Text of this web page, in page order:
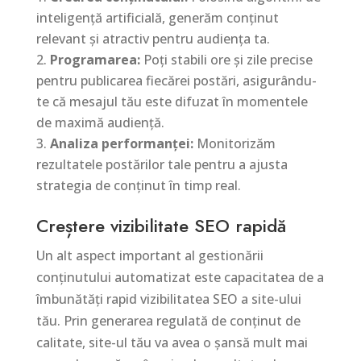
inteligență artificială, generăm conținut
relevant și atractiv pentru audiența ta.
Programarea:Poți stabili ore și zile precise
pentru publicarea fiecărei postări, asigurându-
te că mesajul tău este difuzat în momentele
de maximă audiență.
Analiza performanței:Monitorizăm
rezultatele postărilor tale pentru a ajusta
strategia de conținut în timp real.
Creștere vizibilitate SEO rapidă
Un alt aspect important al gestionării
conținutului automatizat este capacitatea de a
îmbunătăți rapid vizibilitatea SEO a site-ului
tău. Prin generarea regulată de conținut de
calitate, site-ul tău va avea o șansă mult mai